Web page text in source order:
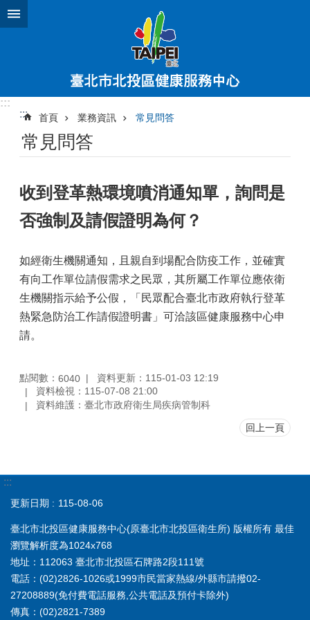
跳到主要內容區塊
:::
:::
首頁 業務資訊 常見問答
常見問答
收到登革熱環境噴消通知單，詢問是
否強制及請假證明為何？
如經衛生機關通知，且親自到場配合防疫工作，並確實
有向工作單位請假需求之民眾，其所屬工作單位應依衛
生機關指示給予公假，「民眾配合臺北市政府執行登革
熱緊急防治工作請假證明書」可洽該區健康服務中心申
請。
點閱數： 6040
資料更新：115-01-03 12:19
資料檢視：115-07-08 21:00
資料維護：臺北市政府衛生局疾病管制科
回上一頁
:::
更新日期 115-08-06
臺北市北投區健康服務中心(原臺北市北投區衛生所) 版權所有 最佳
瀏覽解析度為1024x768
地址：112063 臺北市北投區石牌路2段111號
電話：(02)2826-1026或1999市民當家熱線/外縣市請撥02-
27208889(免付費電話服務,公共電話及預付卡除外)
傳真：(02)2821-7389